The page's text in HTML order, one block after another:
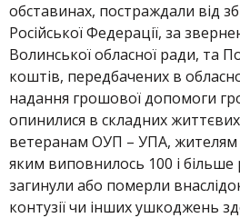
обставинах, постраждали від
Російської Федерації, за
Волинської обласної ради, та
коштів, передбачених в
надання грошової допомоги
опинилися в складних
ветеранам ОУП – УПА, жителям
яким виповнилось 100 і більше
загинули або померли
контузії чи інших ушкоджень